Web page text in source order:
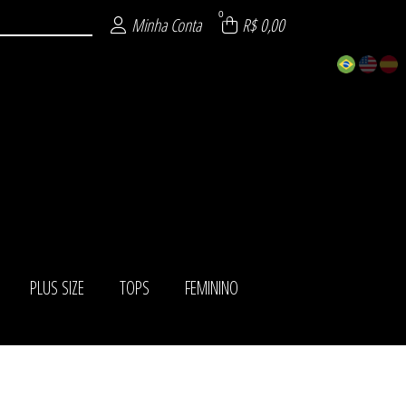
Minha Conta 0 R$ 0,00
PLUS SIZE TOPS FEMININO